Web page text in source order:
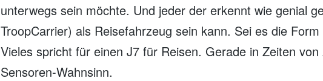
unterwegs sein möchte. Und jeder der erkennt wie genial
TroopCarrier) als Reisefahrzeug sein kann. Sei es die
Vieles spricht für einen J7 für Reisen. Gerade in Zeiten
Sensoren-Wahnsinn.